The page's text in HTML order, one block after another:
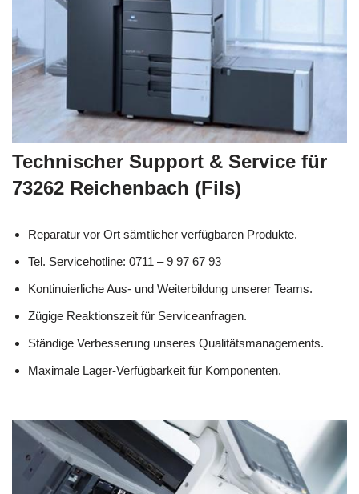
Technischer Support & Service für
73262 Reichenbach (Fils)
Reparatur vor Ort sämtlicher verfügbaren Produkte.
Tel. Servicehotline: 0711 – 9 97 67 93
Kontinuierliche Aus- und Weiterbildung unserer Teams.
Zügige Reaktionszeit für Serviceanfragen.
Ständige Verbesserung unseres Qualitätsmanagements.
Maximale Lager-Verfügbarkeit für Komponenten.